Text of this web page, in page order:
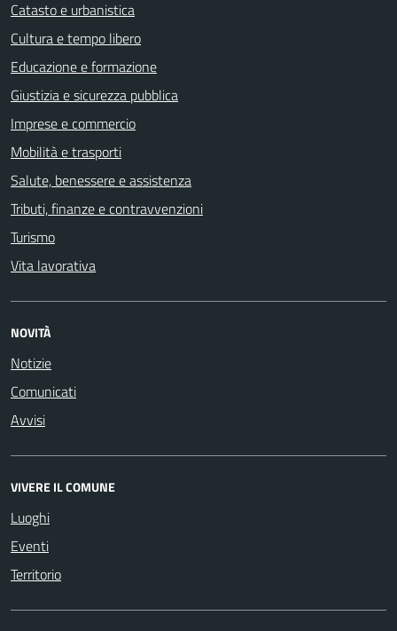
Catasto e urbanistica
Cultura e tempo libero
Educazione e formazione
Giustizia e sicurezza pubblica
Imprese e commercio
Mobilità e trasporti
Salute, benessere e assistenza
Tributi, finanze e contravvenzioni
Turismo
Vita lavorativa
NOVITÀ
Notizie
Comunicati
Avvisi
VIVERE IL COMUNE
Luoghi
Eventi
Territorio